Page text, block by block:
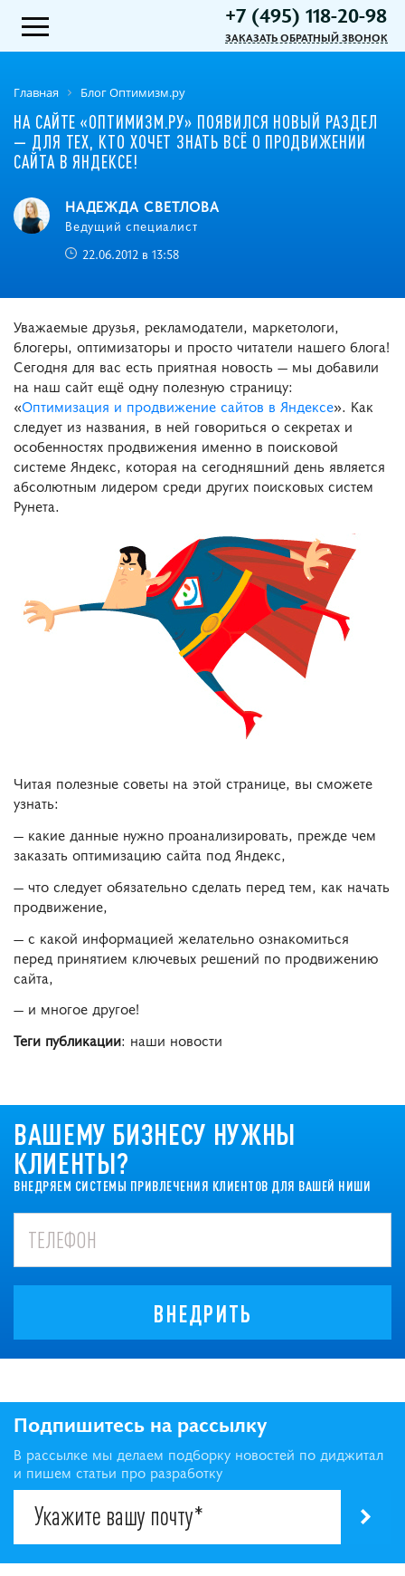
+7 (495) 118-20-98
ЗАКАЗАТЬ ОБРАТНЫЙ ЗВОНОК
Главная Блог Оптимизм.ру
НА САЙТЕ «ОПТИМИЗМ.РУ» ПОЯВИЛСЯ НОВЫЙ РАЗДЕЛ
― ДЛЯ ТЕХ, КТО ХОЧЕТ ЗНАТЬ ВСЁ О ПРОДВИЖЕНИИ
САЙТА В ЯНДЕКСЕ!
НАДЕЖДА СВЕТЛОВА
Ведущий специалист
22.06.2012 в 13:58
Уважаемые друзья, рекламодатели, маркетологи,
блогеры, оптимизаторы и просто читатели нашего блога!
Сегодня для вас есть приятная новость ― мы добавили
на наш сайт ещё одну полезную страницу:
«Оптимизация и продвижение сайтов в Яндексе». Как
следует из названия, в ней говориться о секретах и
особенностях продвижения именно в поисковой
системе Яндекс, которая на сегодняшний день является
абсолютным лидером среди других поисковых систем
Рунета.
Читая полезные советы на этой странице, вы сможете
узнать:
― какие данные нужно проанализировать, прежде чем
заказать оптимизацию сайта под Яндекс,
― что следует обязательно сделать перед тем, как начать
продвижение,
― с какой информацией желательно ознакомиться
перед принятием ключевых решений по продвижению
сайта,
― и многое другое!
Теги публикации: наши новости
ВАШЕМУ БИЗНЕСУ НУЖНЫ
КЛИЕНТЫ?
ВНЕДРЯЕМ СИСТЕМЫ ПРИВЛЕЧЕНИЯ КЛИЕНТОВ ДЛЯ ВАШЕЙ НИШИ
ВНЕДРИТЬ
Подпишитесь на рассылку
В рассылке мы делаем подборку новостей по диджитал
и пишем статьи про разработку